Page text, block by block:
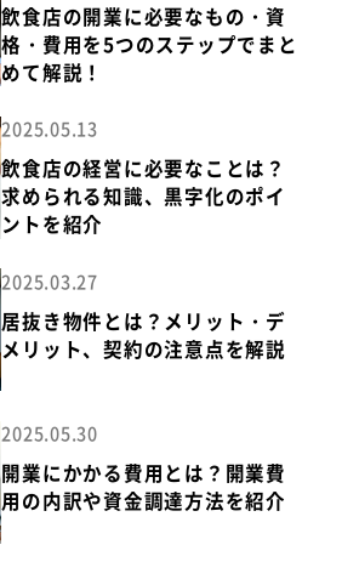
飲食店の開業に必要なもの・資
格・費用を5つのステップでまと
めて解説！
2025.05.13
飲食店の経営に必要なことは？
求められる知識、黒字化のポイ
ントを紹介
2025.03.27
居抜き物件とは？メリット・デ
メリット、契約の注意点を解説
2025.05.30
開業にかかる費用とは？開業費
用の内訳や資金調達方法を紹介